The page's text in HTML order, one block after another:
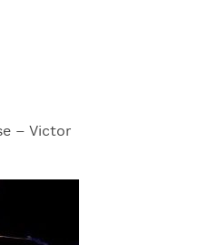
– Victor